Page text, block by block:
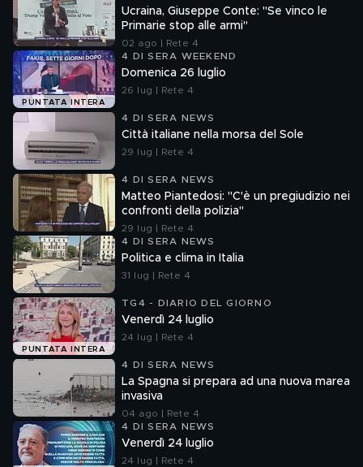
Ucraina, Giuseppe Conte: "Se vinco le
Primarie stop alle armi"
02 ago | Rete 4
PUNTATA INTERA
4 DI SERA WEEKEND
Domenica 26 luglio
26 lug | Rete 4
4 DI SERA NEWS
Città italiane nella morsa del Sole
29 lug | Rete 4
4 DI SERA NEWS
Matteo Piantedosi: "C'è un pregiudizio nei
confronti della polizia"
29 lug | Rete 4
4 DI SERA NEWS
Politica e clima in Italia
31 lug | Rete 4
PUNTATA INTERA
TG4 - DIARIO DEL GIORNO
Venerdì 24 luglio
24 lug | Rete 4
4 DI SERA NEWS
La Spagna si prepara ad una nuova marea
invasiva
04 ago | Rete 4
4 DI SERA NEWS
Venerdì 24 luglio
24 lug | Rete 4